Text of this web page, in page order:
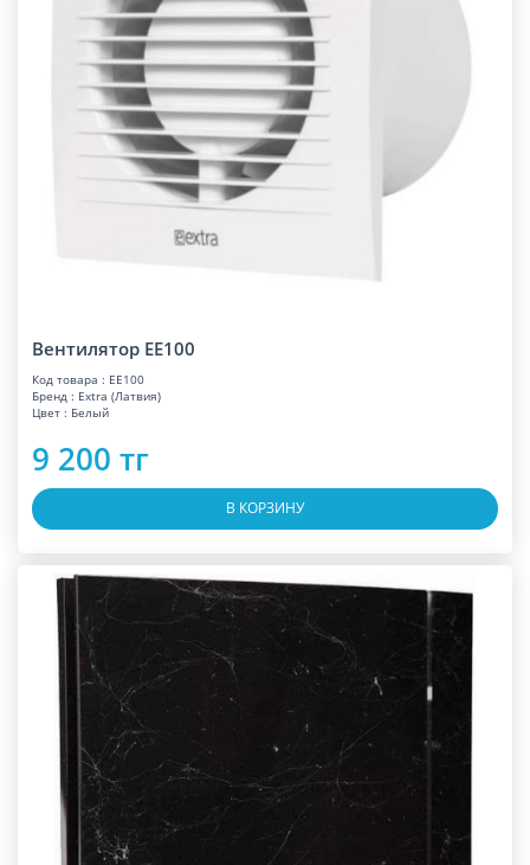
Вентилятор EE100
Код товара : EE100
Бренд : Extra (Латвия)
Цвет : Белый
9 200 тг
В КОРЗИНУ